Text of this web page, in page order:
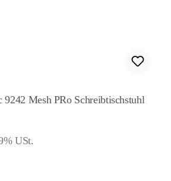
Mesh PRo Schreibtischstuhl
USt.